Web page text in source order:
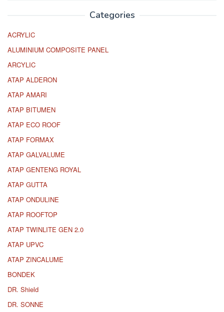
Categories
ACRYLIC
ALUMINIUM COMPOSITE PANEL
ARCYLIC
ATAP ALDERON
ATAP AMARI
ATAP BITUMEN
ATAP ECO ROOF
ATAP FORMAX
ATAP GALVALUME
ATAP GENTENG ROYAL
ATAP GUTTA
ATAP ONDULINE
ATAP ROOFTOP
ATAP TWINLITE GEN 2.0
ATAP UPVC
ATAP ZINCALUME
BONDEK
DR. Shield
DR. SONNE